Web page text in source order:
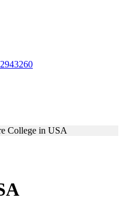
College in USA